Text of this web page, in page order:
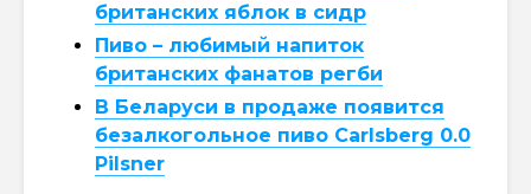
британских яблок в сидр
Пиво – любимый напиток
британских фанатов регби
В Беларуси в продаже появится
безалкогольное пиво Carlsberg 0.0
Pilsner